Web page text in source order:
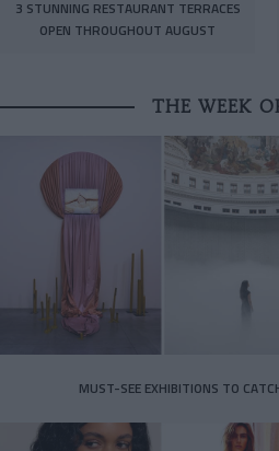
3 STUNNING RESTAURANT TERRACES
OPEN THROUGHOUT AUGUST
THE WEEK
MUST-SEE EXHIBITIONS TO